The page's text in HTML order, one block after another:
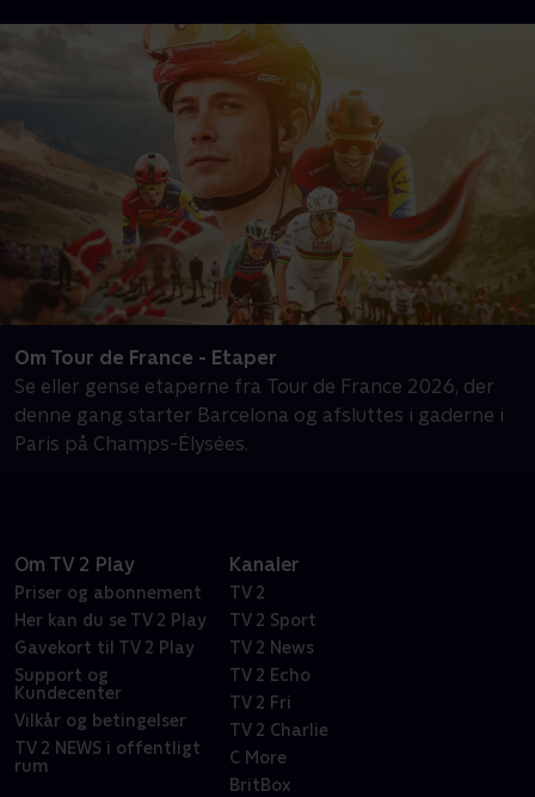
Om Tour de France - Etaper
Se eller gense etaperne fra Tour de France 2026, der
denne gang starter Barcelona og afsluttes i gaderne i
Paris på Champs-Élysées.
Om TV 2 Play
Priser og abonnement
Her kan du se TV 2 Play
Gavekort til TV 2 Play
Support og
Kundecenter
Vilkår og betingelser
TV 2 NEWS i offentligt
rum
Kanaler
TV 2
TV 2 Sport
TV 2 News
TV 2 Echo
TV 2 Fri
TV 2 Charlie
C More
BritBox